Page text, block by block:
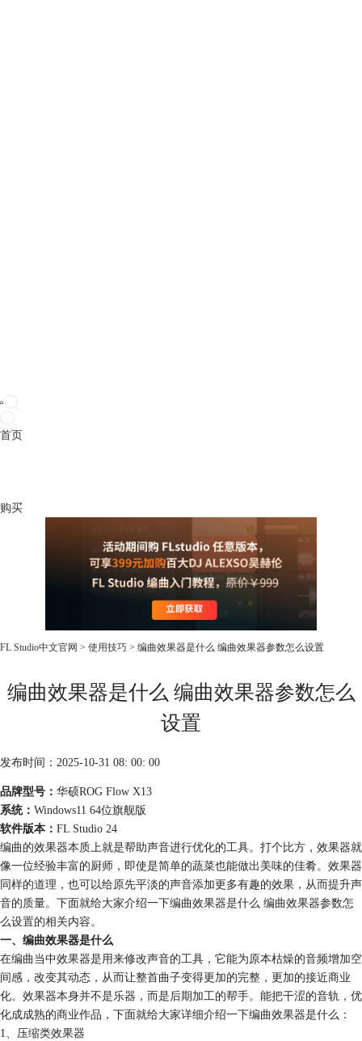
首页
购买
FL Studio中文官网 > 使用技巧 > 编曲效果器是什么 编曲效果器参数怎么设置
编曲效果器是什么 编曲效果器参数怎么
设置
发布时间：2025-10-31 08: 00: 00
品牌型号： 华硕ROG Flow X13
系统： Windows11 64位旗舰版
软件版本： FL Studio 24
编曲的效果器本质上就是帮助声音进行优化的工具。打个比方，效果器就
像一位经验丰富的厨师，即使是简单的蔬菜也能做出美味的佳肴。效果器
同样的道理，也可以给原先平淡的声音添加更多有趣的效果，从而提升声
音的质量。下面就给大家介绍一下编曲效果器是什么 编曲效果器参数怎
么设置的相关内容。
一、编曲效果器是什么
在编曲当中效果器是用来修改声音的工具，它能为原本枯燥的音频增加空
间感，改变其动态，从而让整首曲子变得更加的完整，更加的接近商业
化。效果器本身并不是乐器，而是后期加工的帮手。能把干涩的音轨，优
化成成熟的商业作品，下面就给大家详细介绍一下编曲效果器是什么：
1、压缩类效果器